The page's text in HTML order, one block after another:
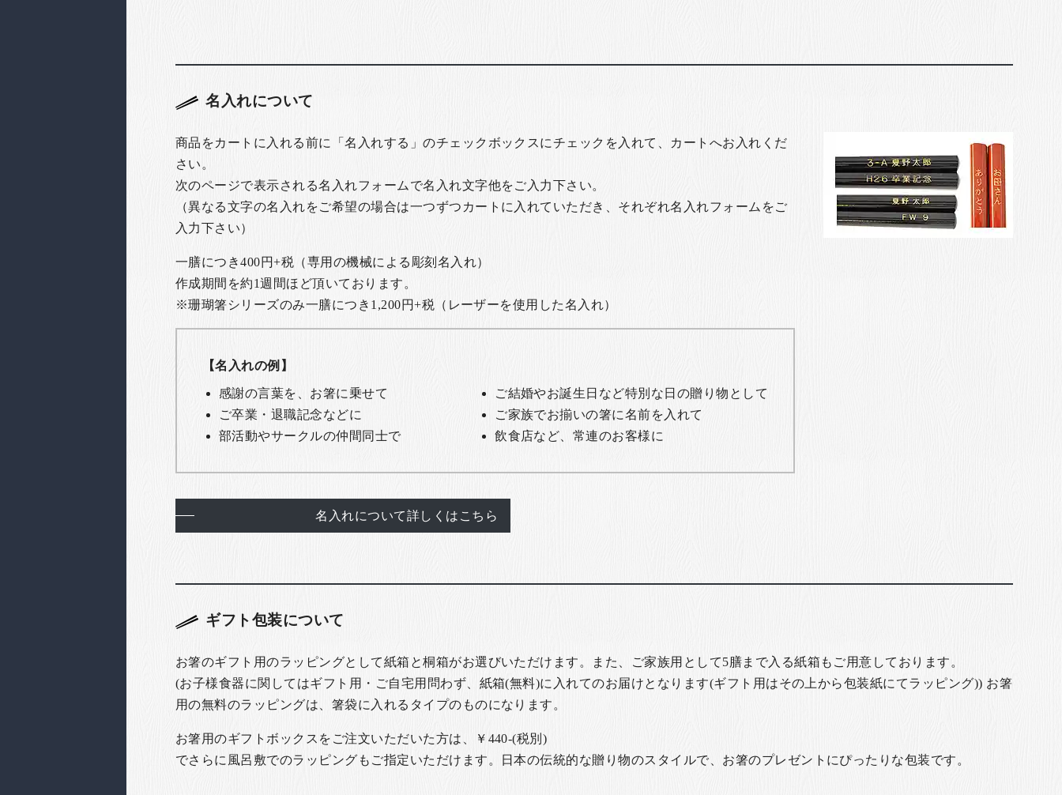
名入れについて
商品をカートに入れる前に「名入れする」のチェックボックスにチェックを入れて、カートへお入れくだ
さい。
次のページで表示される名入れフォームで名入れ文字他をご入力下さい。
（異なる文字の名入れをご希望の場合は一つずつカートに入れていただき、それぞれ名入れフォームをご
入力下さい）
一膳につき400円+税（専用の機械による彫刻名入れ）
作成期間を約1週間ほど頂いております。
※珊瑚箸シリーズのみ一膳につき1,200円+税 （レーザーを使用した名入れ）
【名入れの例】
感謝の言葉を、お箸に乗せて
ご結婚やお誕生日など特別な日の贈り物として
ご卒業・退職記念などに
ご家族でお揃いの箸に名前を入れて
部活動やサークルの仲間同士で
飲食店など、常連のお客様に
名入れについて詳しくはこちら
ギフト包装について
お箸のギフト用のラッピングとして紙箱と桐箱がお選びいただけます。また、ご家族用として5膳まで入る紙箱もご用意しております。
(お子様食器に関してはギフト用・ご自宅用問わず、紙箱(無料)に入れてのお届けとなります(ギフト用はその上から包装紙にてラッピング)) お箸
用の無料のラッピングは、箸袋に入れるタイプのものになります。
お箸用のギフトボックスをご注文いただいた方は、￥440-(税別)
でさらに風呂敷でのラッピングもご指定いただけます。日本の伝統的な贈り物のスタイルで、お箸のプレゼントにぴったりな包装です。